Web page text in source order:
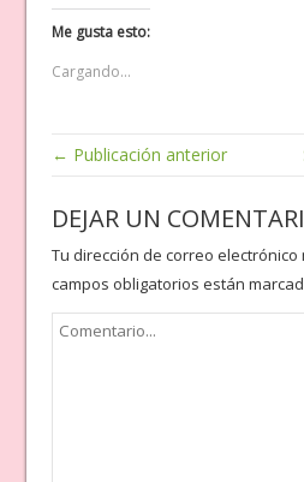
Me gusta esto:
Cargando...
← Publicación anterior
DEJAR UN
Tu dirección de correo
campos obligatorios están